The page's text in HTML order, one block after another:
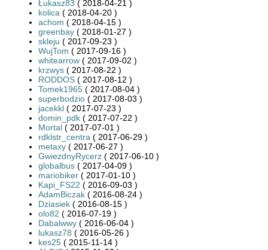
Łukasz83 ( 2018-04-21 )
kolica ( 2018-04-20 )
achom ( 2018-04-15 )
greenbay ( 2018-01-27 )
skleju ( 2017-09-23 )
WujTom ( 2017-09-16 )
whitearrow ( 2017-09-02 )
krzwys ( 2017-08-22 )
RODDOS ( 2017-08-12 )
Tomek1965 ( 2017-08-04 )
superbodzio ( 2017-08-03 )
jacekkl ( 2017-07-23 )
domin_pdk ( 2017-07-22 )
Mortal ( 2017-07-01 )
rdklstr_centra ( 2017-06-29 )
metaxy ( 2017-06-27 )
GwiezdnyRycerz ( 2017-06-10 )
globalbus ( 2017-04-09 )
mariobiker ( 2017-01-10 )
Kapi_FS22 ( 2016-09-03 )
AdamBiczak ( 2016-08-24 )
Dziasiek ( 2016-08-15 )
olo82 ( 2016-07-19 )
Dabalwwy ( 2016-06-04 )
lukasz78 ( 2016-05-26 )
kes25 ( 2015-11-14 )